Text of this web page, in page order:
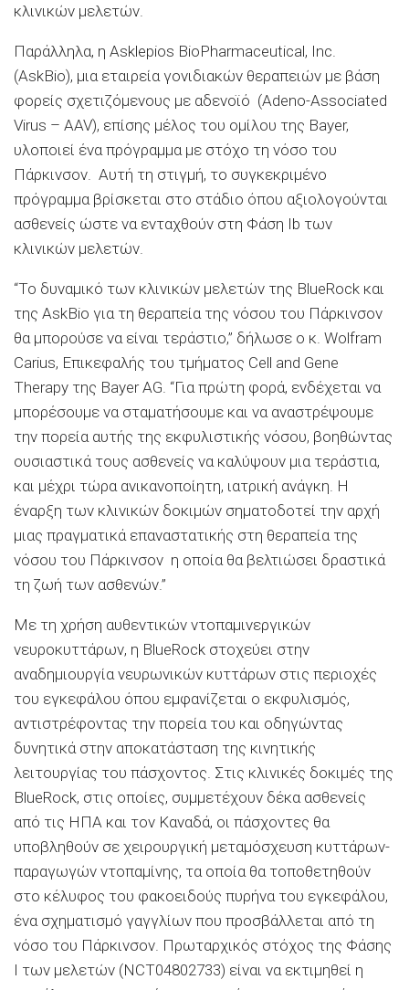
κλινικών μελετών.
Παράλληλα, η Asklepios BioPharmaceutical, Inc.
(AskBio), μια εταιρεία γονιδιακών θεραπειών με βάση
φορείς σχετιζόμενους με αδενοϊό (Adeno-Associated
Virus – AAV), επίσης μέλος του ομίλου της Bayer,
υλοποιεί ένα πρόγραμμα με στόχο τη νόσο του
Πάρκινσον. Αυτή τη στιγμή, το συγκεκριμένο
πρόγραμμα βρίσκεται στο στάδιο όπου αξιολογούνται
ασθενείς ώστε να ενταχθούν στη Φάση Ιb των
κλινικών μελετών.
“Το δυναμικό των κλινικών μελετών της BlueRock και
της AskBio για τη θεραπεία της νόσου του Πάρκινσον
θα μπορούσε να είναι τεράστιο,” δήλωσε ο κ. Wolfram
Carius, Επικεφαλής του τμήματος Cell and Gene
Therapy της Bayer AG. “Για πρώτη φορά, ενδέχεται να
μπορέσουμε να σταματήσουμε και να αναστρέψουμε
την πορεία αυτής της εκφυλιστικής νόσου, βοηθώντας
ουσιαστικά τους ασθενείς να καλύψουν μια τεράστια,
και μέχρι τώρα ανικανοποίητη, ιατρική ανάγκη. Η
έναρξη των κλινικών δοκιμών σηματοδοτεί την αρχή
μιας πραγματικά επαναστατικής στη θεραπεία της
νόσου του Πάρκινσον η οποία θα βελτιώσει δραστικά
τη ζωή των ασθενών.”
Με τη χρήση αυθεντικών ντοπαμινεργικών
νευροκυττάρων, η BlueRock στοχεύει στην
αναδημιουργία νευρωνικών κυττάρων στις περιοχές
του εγκεφάλου όπου εμφανίζεται ο εκφυλισμός,
αντιστρέφοντας την πορεία του και οδηγώντας
δυνητικά στην αποκατάσταση της κινητικής
λειτουργίας του πάσχοντος. Στις κλινικές δοκιμές της
BlueRock, στις οποίες, συμμετέχουν δέκα ασθενείς
από τις ΗΠΑ και τον Καναδά, οι πάσχοντες θα
υποβληθούν σε χειρουργική μεταμόσχευση κυττάρων-
παραγωγών ντοπαμίνης, τα οποία θα τοποθετηθούν
στο κέλυφος του φακοειδούς πυρήνα του εγκεφάλου,
ένα σχηματισμό γαγγλίων που προσβάλλεται από τη
νόσο του Πάρκινσον. Πρωταρχικός στόχος της Φάσης
I των μελετών (NCT04802733) είναι να εκτιμηθεί η